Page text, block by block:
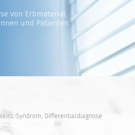
von Erbmaterial.
und Patienten.
Syndrom, Differentialdiagnose